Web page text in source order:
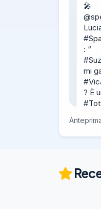
🎤
: “
mi
? È
🗞
,